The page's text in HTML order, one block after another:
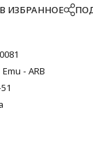
ИЗБРАННОЕ
- ARB